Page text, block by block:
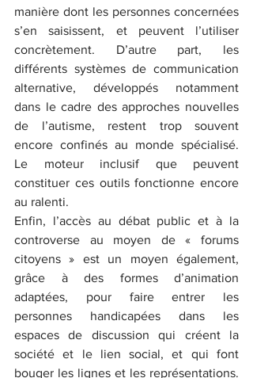
manière dont les personnes concernées
s’en saisissent, et peuvent l’utiliser
concrètement. D’autre part, les
différents systèmes de communication
alternative, développés notamment
dans le cadre des approches nouvelles
de l’autisme, restent trop souvent
encore confinés au monde spécialisé.
Le moteur inclusif que peuvent
constituer ces outils fonctionne encore
au ralenti.
Enfin, l’accès au débat public et à la
controverse au moyen de « forums
citoyens » est un moyen également,
grâce à des formes d’animation
adaptées, pour faire entrer les
personnes handicapées dans les
espaces de discussion qui créent la
société et le lien social, et qui font
bouger les lignes et les représentations.